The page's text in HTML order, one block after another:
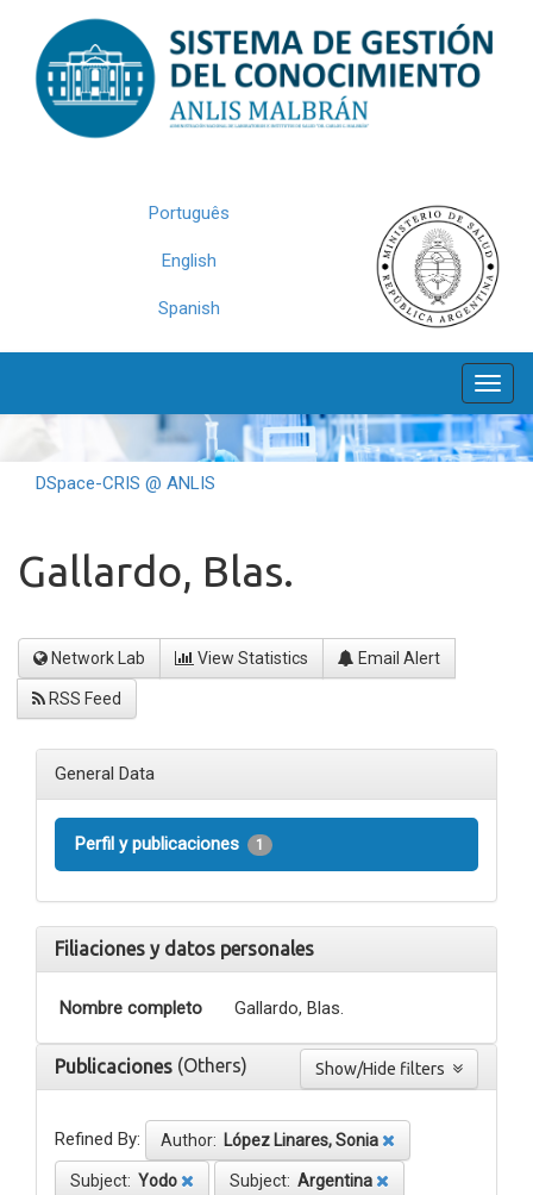
navigation
Português
English
Spanish
DSpace-CRIS @ ANLIS
Gallardo, Blas.
Network Lab View Statistics Email Alert
RSS Feed
General Data
Perfil y publicaciones 1
Filiaciones y datos personales
Nombre completo Gallardo, Blas.
Publicaciones (Others)
Refined By: Author: López Linares, Sonia
Subject: Yodo Subject: Argentina